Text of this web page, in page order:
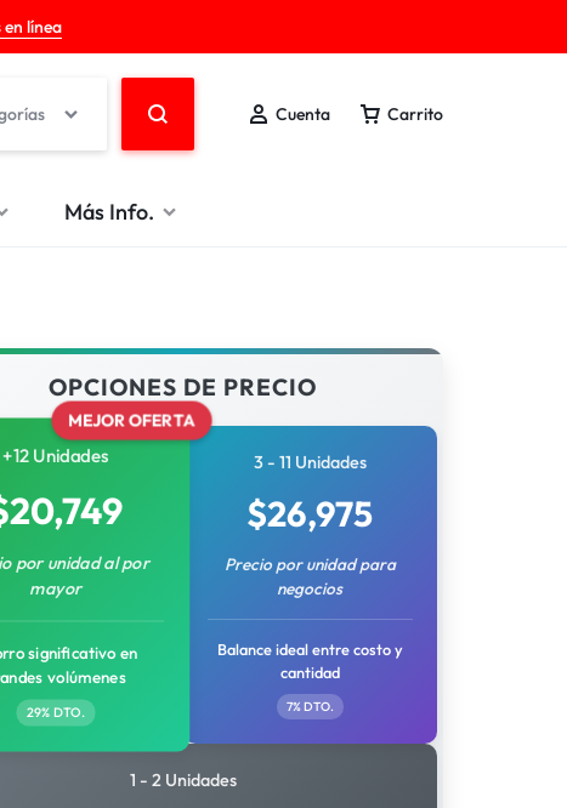
línea
Cuenta Carrito
Más Info.
OPCIONES DE PRECIO
MEJOR OFERTA
+12 Unidades
20,749
por unidad al por
mayor
significativo en
volúmenes
29% DTO.
3 - 11 Unidades
$26,975
Precio por unidad para
negocios
Balance ideal entre costo y
cantidad
7% DTO.
1 - 2 Unidades